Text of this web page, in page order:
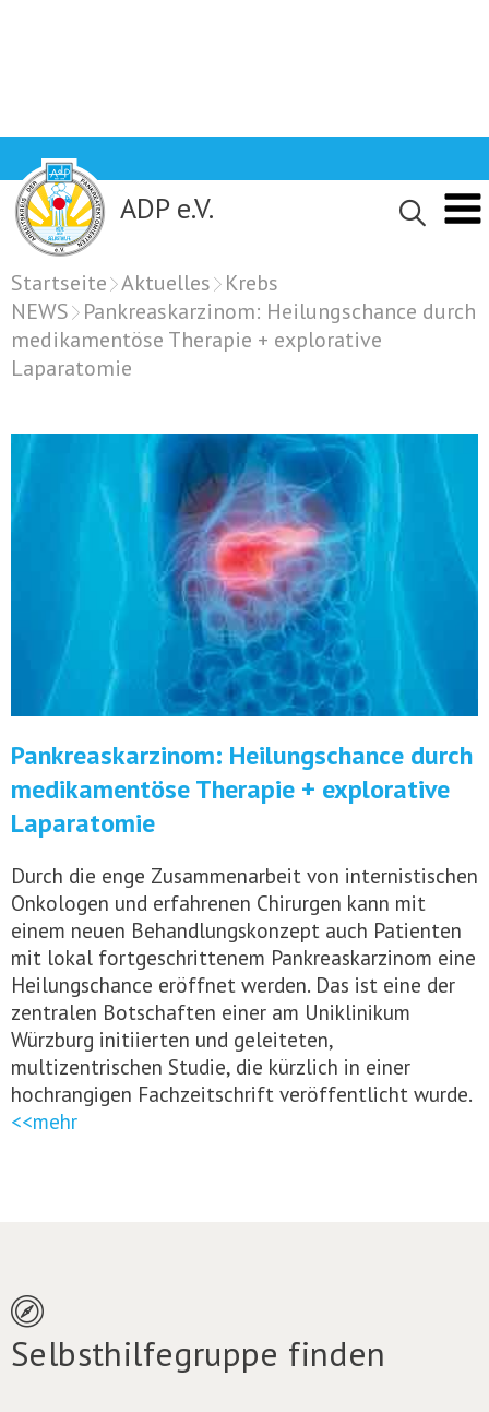
to
content
ADP e.V.
Startseite Aktuelles
Krebs
NEWS
Pankreaskarzinom: Heilungschance durch
medikamentöse Therapie + explorative
Laparatomie
Pankreaskarzinom: Heilungschance durch
medikamentöse Therapie + explorative
Laparatomie
Durch die enge Zusammenarbeit von internistischen
Onkologen und erfahrenen Chirurgen kann mit
einem neuen Behandlungskonzept auch Patienten
mit lokal fortgeschrittenem Pankreaskarzinom eine
Heilungschance eröffnet werden. Das ist eine der
zentralen Botschaften einer am Uniklinikum
Würzburg initiierten und geleiteten,
multizentrischen Studie, die kürzlich in einer
hochrangigen Fachzeitschrift veröffentlicht wurde.
<<mehr
Selbsthilfegruppe finden